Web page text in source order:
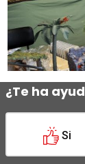
¿Te ha
Si